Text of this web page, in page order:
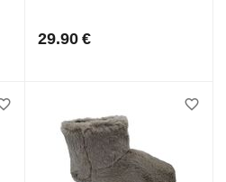
29.90 €